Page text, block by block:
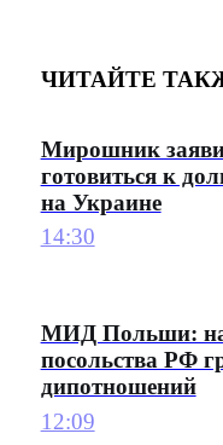
ЧИТАЙТЕ
Мирошник
готовиться к
на Украине
14:30
МИД Польши:
посольства РФ
дипотношений
12:09